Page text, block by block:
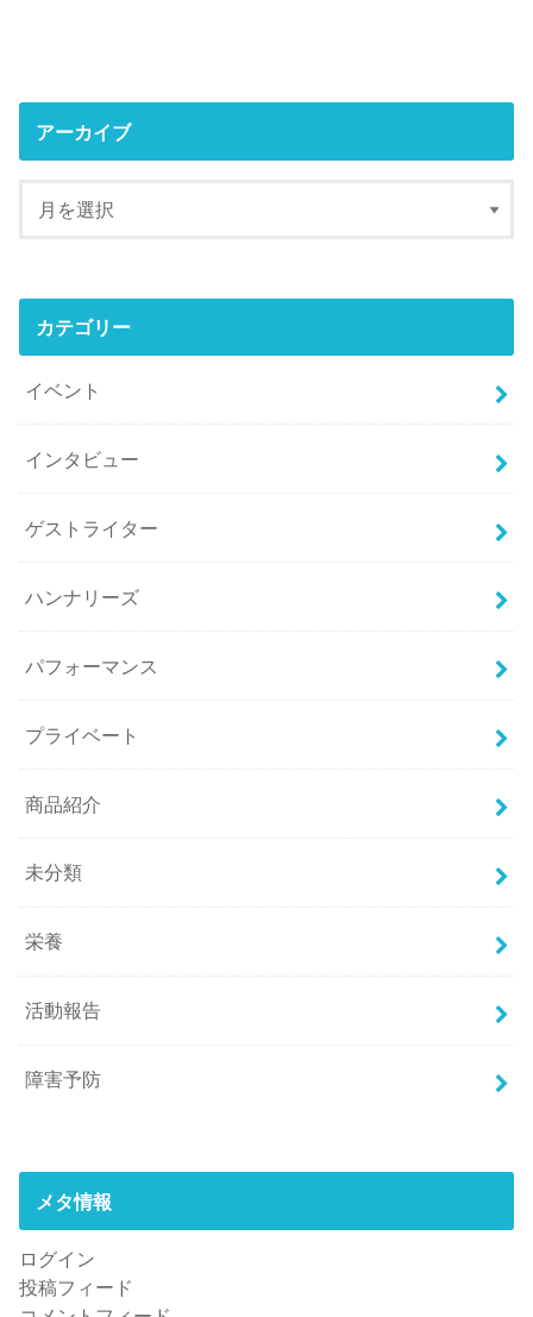
アーカイブ
カテゴリー
イベント
インタビュー
ゲストライター
ハンナリーズ
パフォーマンス
プライベート
商品紹介
未分類
栄養
活動報告
障害予防
メタ情報
ログイン
投稿フィード